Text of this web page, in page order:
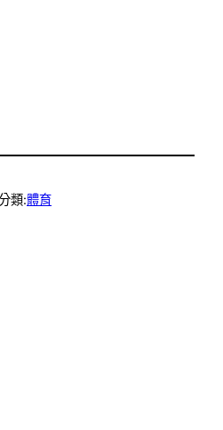
類:體育